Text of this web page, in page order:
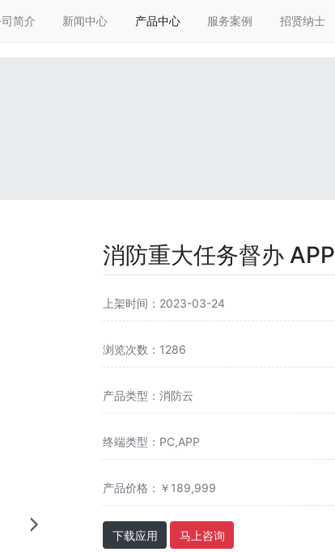
简介 新闻中心 产品中心 服务案例 招贤纳士
消防重大任务督办 APP
上架时间：2023-03-24
浏览次数：1286
产品类型：消防云
终端类型：PC,APP
产品价格：￥189,999
下载应用 马上咨询